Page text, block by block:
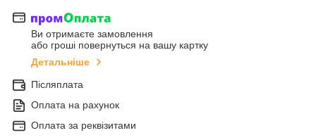
Ви отримаєте замовлення
або гроші повернуться на вашу картку
Детальніше
Післяплата
Оплата на рахунок
Оплата за реквізитами